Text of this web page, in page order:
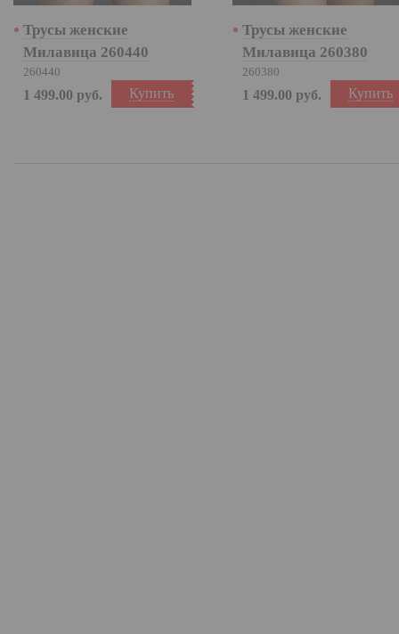
Трусы женские
Милавица 260440
260440
Купить
1 499.00 руб.
Трусы женские
Милавица 260380
260380
Купить
1 499.00 руб.